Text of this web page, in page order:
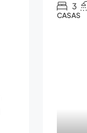
3
CASAS